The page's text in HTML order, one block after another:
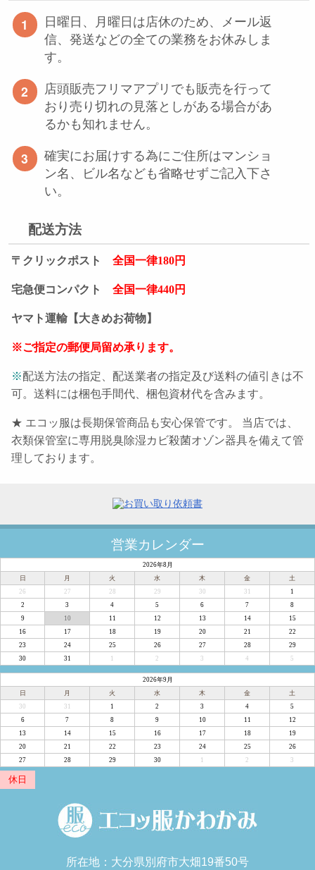
日曜日、月曜日は店休のため、メール返
信、発送などの全ての業務をお休みしま
す。
店頭販売フリマアプリでも販売を行って
おり売り切れの見落としがある場合があ
るかも知れません。
確実にお届けする為にご住所はマンショ
ン名、ビル名なども省略せずご記入下さ
い。
配送方法
〒クリックポスト 全国一律180円
宅急便コンパクト 全国一律440円
ヤマト運輸【大きめお荷物】
※ご指定の郵便局留め承ります。
※配送方法の指定、配送業者の指定及び送料の値引きは不
可。送料には梱包手間代、梱包資材代を含みます。
★ エコッ服は長期保管商品も安心保管です。 当店では、
衣類保管室に専用脱臭除湿カビ殺菌オゾン器具を備えて管
理しております。
営業カレンダー
2026年8月
日
月 火 水 木 金
土
26
27 28 29 30 31
1
2
3 4 5 6 7
8
9
10 11 12 13 14
15
16
17 18 19 20 21
22
23
24 25 26 27 28
29
30
31 1 2 3 4 5
2026年9月
日
月 火 水 木 金
土
30
31 1 2 3 4
5
6
7 8 9 10 11
12
13
14 15 16 17 18
19
20
21 22 23 24 25
26
27
28 29 30 1 2 3
休日
所在地：大分県別府市大畑19番50号